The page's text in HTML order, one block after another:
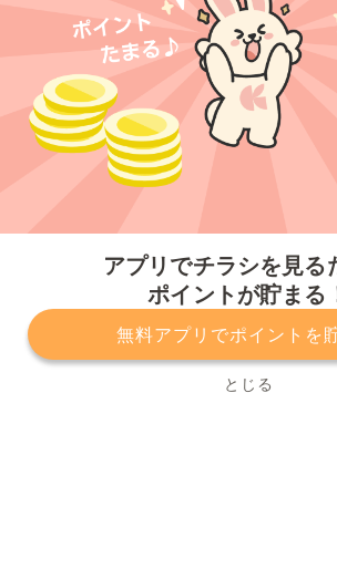
アプリでチラシを見る
ポイントが貯まる
無料アプリでポイントを
とじる
プライバシーポリシー 利用規約
サービスに関してのお問い合わせ